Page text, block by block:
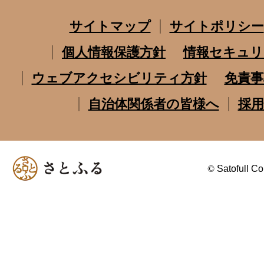
サイトマップ
サイトポリシー
個人情報保護方針
情報セキュ
ウェブアクセシビリティ方針
免責
自治体関係者の皆様へ
採
© Satofull